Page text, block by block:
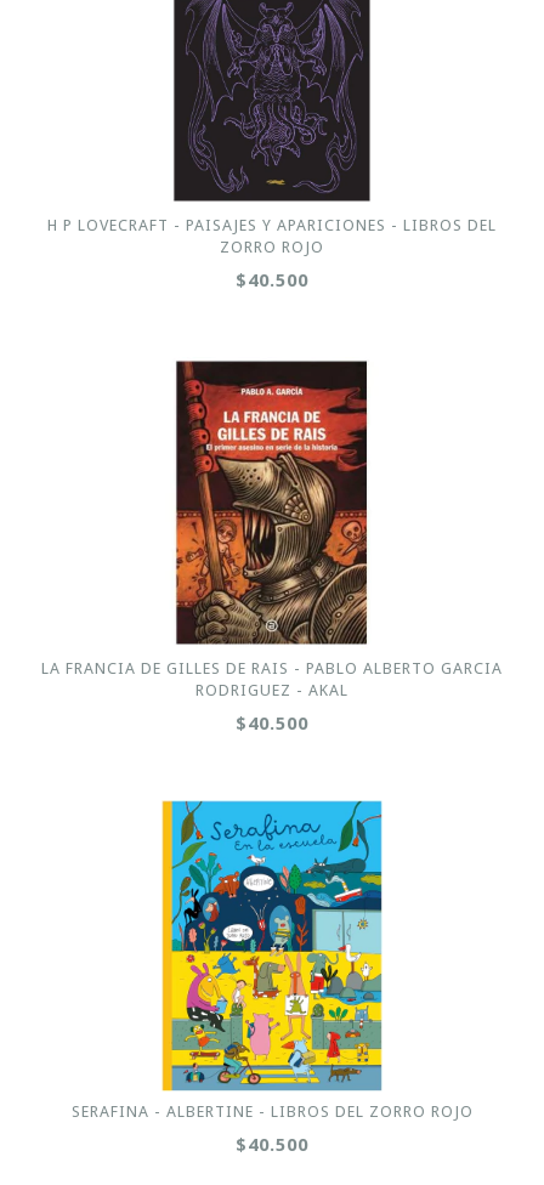
H P LOVECRAFT - PAISAJES Y APARICIONES - LIBROS DEL
ZORRO ROJO
$40.500
LA FRANCIA DE GILLES DE RAIS - PABLO ALBERTO GARCIA
RODRIGUEZ - AKAL
$40.500
SERAFINA - ALBERTINE - LIBROS DEL ZORRO ROJO
$40.500